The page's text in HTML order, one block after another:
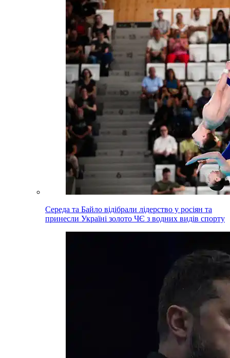
Середа та Байло відібрали лідерство у росіян та
принесли Україні золото ЧЄ з водних видів спорту